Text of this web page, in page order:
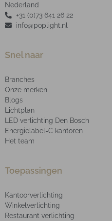
Nederland
+31 (0)73 641 26 22
info@poplight.nl
Snel naar
Branches
Onze merken
Blogs
Lichtplan
LED verlichting Den Bosch
Energielabel-C kantoren
Het team
Toepassingen
Kantoorverlichting
Winkelverlichting
Restaurant verlichting